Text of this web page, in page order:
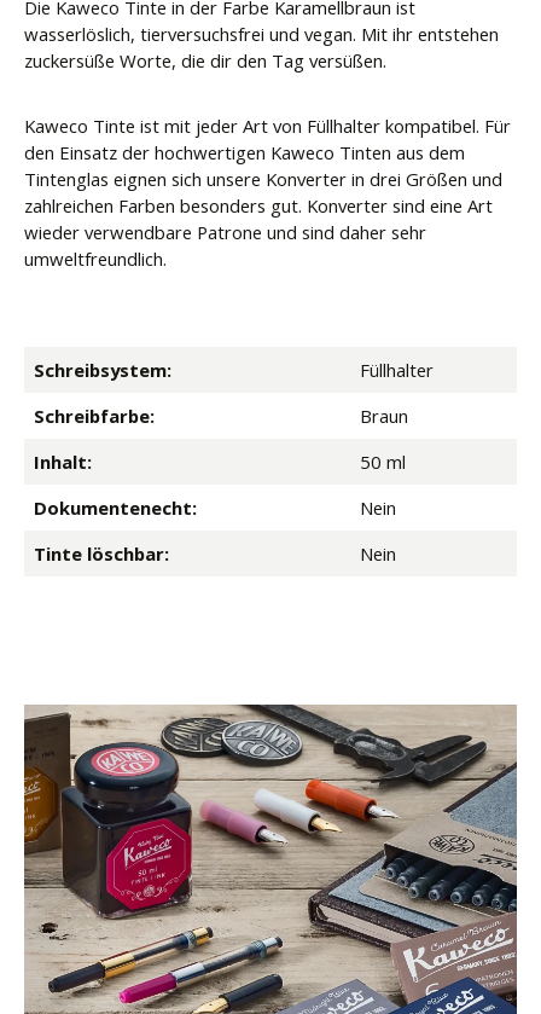
Die Kaweco Tinte in der Farbe Karamellbraun ist
wasserlöslich, tierversuchsfrei und vegan. Mit ihr entstehen
zuckersüße Worte, die dir den Tag versüßen.
Kaweco Tinte ist mit jeder Art von Füllhalter kompatibel. Für
den Einsatz der hochwertigen Kaweco Tinten aus dem
Tintenglas eignen sich unsere Konverter in drei Größen und
zahlreichen Farben besonders gut. Konverter sind eine Art
wieder verwendbare Patrone und sind daher sehr
umweltfreundlich.
Schreibsystem:
Füllhalter
Schreibfarbe:
Braun
Inhalt:
50 ml
Dokumentenecht:
Nein
Tinte löschbar:
Nein